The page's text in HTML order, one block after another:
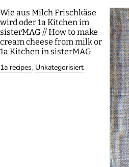
Wie aus Milch Frischkäse
wird oder 1a Kitchen im
sisterMAG // How to make
cream cheese from milk or
1a Kitchen in sisterMAG
1a recipes, Unkategorisiert